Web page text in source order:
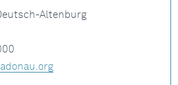
Deutsch-Altenburg